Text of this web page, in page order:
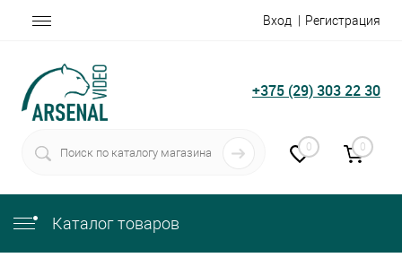
Вход Регистрация
+375 (29) 303 22 30
0 0
Каталог товаров